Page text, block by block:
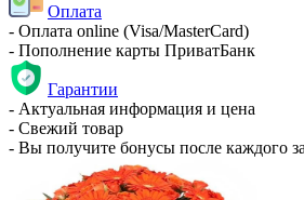
Оплата
- Оплата online (Visa/MasterCard)
- Пополнение карты ПриватБанк
Гарантии
- Актуальная информация и цена
- Свежий товар
- Вы получите бонусы после каждого